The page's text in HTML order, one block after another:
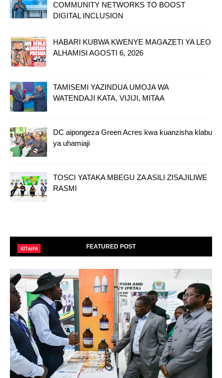
COMMUNITY NETWORKS TO BOOST
DIGITAL INCLUSION
HABARI KUBWA KWENYE MAGAZETI YA LEO
ALHAMISI AGOSTI 6, 2026
TAMISEMI YAZINDUA UMOJA WA
WATENDAJI KATA, VIJIJI, MITAA
DC aipongeza Green Acres kwa kuanzisha klabu
ya uhamiaji
TOSCI YATAKA MBEGU ZA ASILI ZISAJILIWE
RASMI
FEATURED POST
KITAIFA